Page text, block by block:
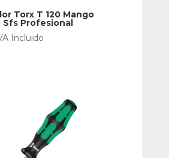
Torx T 120 Mango
Sfs Profesional
Incluido